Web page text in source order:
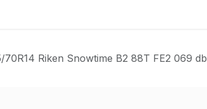
70R14 Riken Snowtime B2 88T FE2 069 db